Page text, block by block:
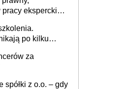
eksperckiej -
po kilku
za
spółki z o.o. – gdy